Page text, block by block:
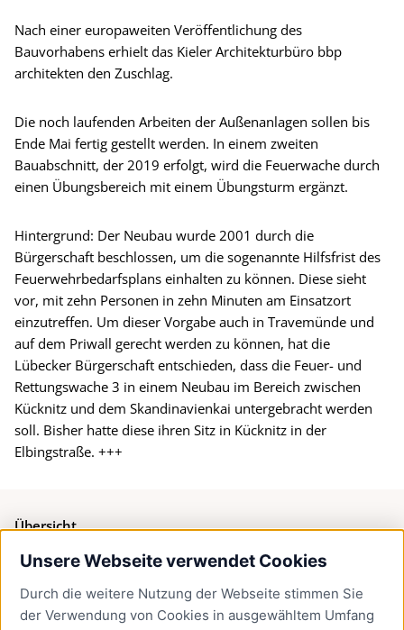
Unsere Webseite verwendet Cookies
Durch die weitere Nutzung der Webseite stimmen Sie
der Verwendung von Cookies in ausgewähltem Umfang
Nach einer europaweiten Veröffentlichung des
Bauvorhabens erhielt das Kieler Architekturbüro bbp
architekten den Zuschlag.
Die noch laufenden Arbeiten der Außenanlagen sollen bis
Ende Mai fertig gestellt werden. In einem zweiten
Bauabschnitt, der 2019 erfolgt, wird die Feuerwache durch
einen Übungsbereich mit einem Übungsturm ergänzt.
Hintergrund: Der Neubau wurde 2001 durch die
Bürgerschaft beschlossen, um die sogenannte Hilfsfrist des
Feuerwehrbedarfsplans einhalten zu können. Diese sieht
vor, mit zehn Personen in zehn Minuten am Einsatzort
einzutreffen. Um dieser Vorgabe auch in Travemünde und
auf dem Priwall gerecht werden zu können, hat die
Lübecker Bürgerschaft entschieden, dass die Feuer- und
Rettungswache 3 in einem Neubau im Bereich zwischen
Kücknitz und dem Skandinavienkai untergebracht werden
soll. Bisher hatte diese ihren Sitz in Kücknitz in der
Elbingstraße. +++
Übersicht
Bürgerservice
Presse
Newsletter Lübeck:kompakt